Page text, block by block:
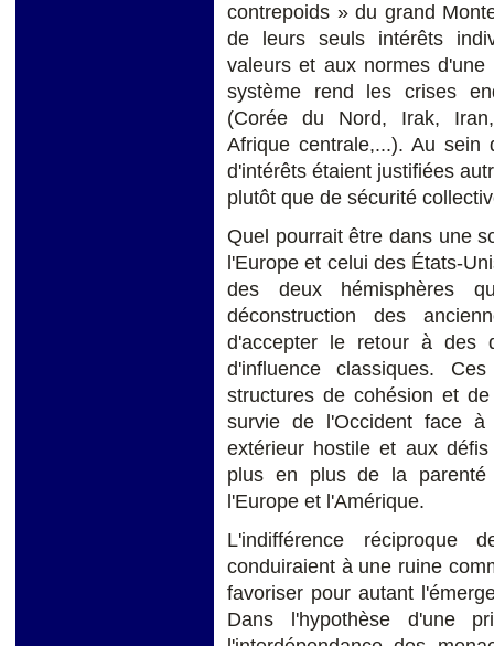
contrepoids » du grand
de leurs seuls intérêts
valeurs et aux normes d'une
système rend les crises
(Corée du Nord, Irak, Iran,
Afrique centrale,...). Au sein
d'intérêts étaient justifiées
plutôt que de sécurité
Quel pourrait être dans une
l'Europe et celui des États-
des deux hémisphères
déconstruction des
d'accepter le retour à des
d'influence classiques.
structures de cohésion et
survie de l'Occident face
extérieur hostile et aux
plus en plus de la parenté
l'Europe et l'Amérique.
L'indifférence
conduiraient à une ruine
favoriser pour autant
Dans l'hypothèse d'une